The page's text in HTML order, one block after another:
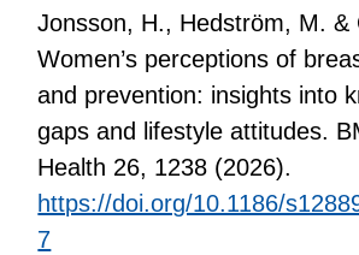
Jonsson, H., Hedström, M. &
Women’s perceptions of
and prevention: insights into
gaps and lifestyle attitudes.
Health 26, 1238 (2026).
https://doi.org/10.1186/
7